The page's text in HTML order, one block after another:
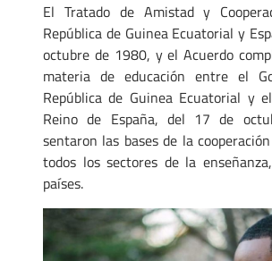
El Tratado de Amistad y
República de Guinea Ecuatorial y
octubre de 1980, y el Acuerdo
materia de educación entre el
República de Guinea Ecuatorial y
Reino de España, del 17 de
sentaron las bases de la
todos los sectores de la
países.